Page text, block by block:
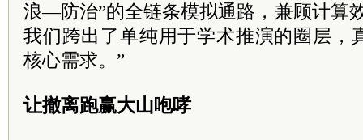
浪—防治”的全链条模拟通路，兼顾计算
我们跨出了单纯用于学术推演的圈层，
核心需求。”
让撤离跑赢大山咆哮